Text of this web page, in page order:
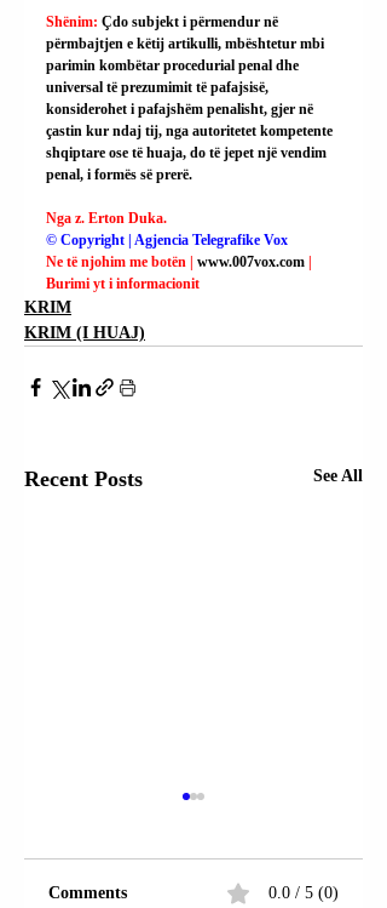
Shënim: Çdo subjekt i përmendur në
përmbajtjen e këtij artikulli, mbështetur mbi
parimin kombëtar procedurial penal dhe
universal të prezumimit të pafajsisë,
konsiderohet i pafajshëm penalisht, gjer në
çastin kur ndaj tij, nga autoritetet kompetente
shqiptare ose të huaja, do të jepet një vendim
penal, i formës së prerë.
Nga z. Erton Duka.
© Copyright | Agjencia Telegrafike Vox
Ne të njohim me botën | www.007vox.com
Burimi yt i informacionit
KRIM
KRIM (I HUAJ)
Recent Posts See All
VLADAN
MILOVANOVIÇ U
Albanik (Leposaviç),
Comments 0.0 / 5 (0)